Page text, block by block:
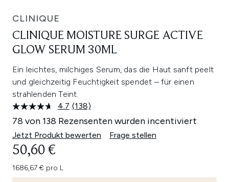
CLINIQUE
CLINIQUE MOISTURE SURGE ACTIVE
GLOW SERUM 30ML
Ein leichtes, milchiges Serum, das die Haut sanft peelt
und gleichzeitig Feuchtigkeit spendet – für einen
strahlenden Teint.
4.7 138
Bewertungen
lesen.
Link
(138)
78 von 138 Rezensenten wurden incentiviert
Jetzt Produkt bewerten Frage stellen
50,60 €
1686,67 € pro L